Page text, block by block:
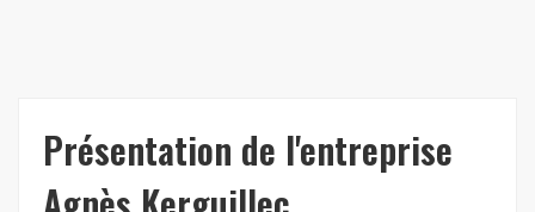
Présentation de l'entreprise